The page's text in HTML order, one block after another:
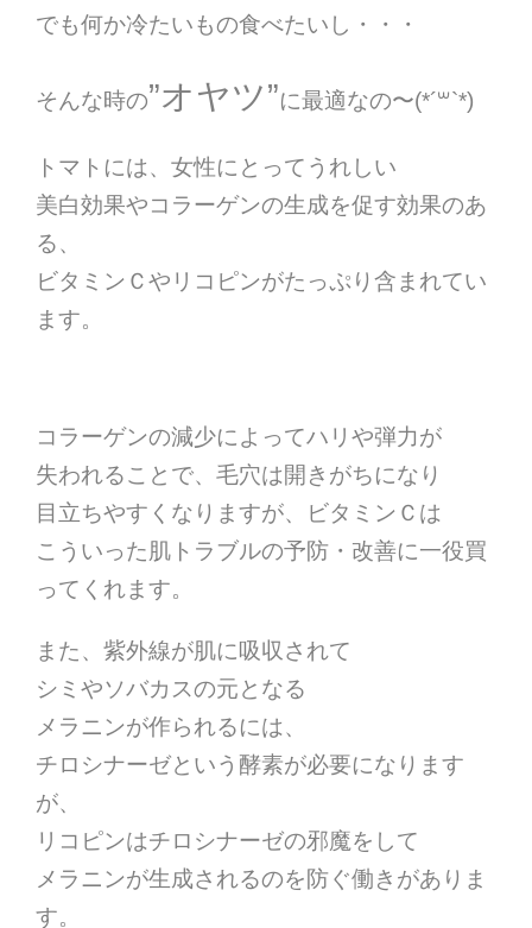
でも何か冷たいもの食べたいし・・・
そんな時の”オヤツ”に最適なの〜(*´꒳`*)
トマトには、女性にとってうれしい
美白効果やコラーゲンの生成を促す効果のあ
る、
ビタミンＣやリコピンがたっぷり含まれてい
ます。
コラーゲンの減少によってハリや弾力が
失われることで、 毛穴は開きがちになり
目立ちやすくなりますが、
ビタミンＣは
こういった肌トラブルの予防・改善に一役買
ってくれます。
また、紫外線が肌に吸収されて
シミやソバカスの元となる
メラニンが作られるには、
チロシナーゼという酵素が必要になります
が、
リコピンはチロシナーゼの邪魔をして
メラニンが生成されるのを防ぐ働きがありま
す。